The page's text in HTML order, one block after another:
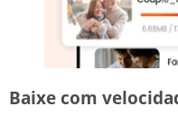
Baixe com